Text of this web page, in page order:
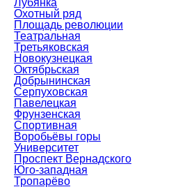
Охотный ряд
Площадь революции
Театральная
Третьяковская
Новокузнецкая
Октябрьская
Добрынинская
Серпуховская
Павелецкая
Фрунзенская
Спортивная
Воробьёвы горы
Университет
Проспект Вернадского
Юго-западная
Тропарёво